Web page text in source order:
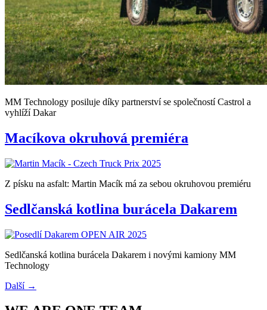
MM Technology posiluje díky partnerství se společností Castrol a
vyhlíží Dakar
Macíkova okruhová premiéra
Z písku na asfalt: Martin Macík má za sebou okruhovou premiéru
Sedlčanská kotlina burácela Dakarem
Sedlčanská kotlina burácela Dakarem i novými kamiony MM
Technology
Další →